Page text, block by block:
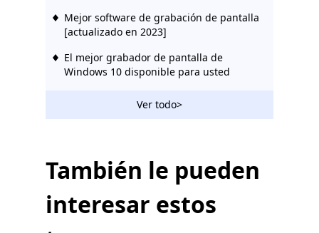
Mejor software de grabación de pantalla
[actualizado en 2023]
El mejor grabador de pantalla de
Windows 10 disponible para usted
Ver todo>
También le pueden
interesar estos